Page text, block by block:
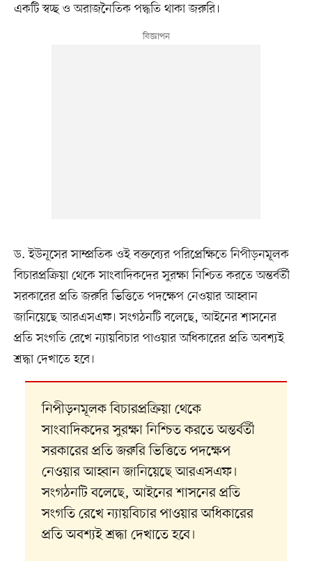
একটি স্বচ্ছ ও অরাজনৈতিক পদ্ধতি থাকা জরুরি।
ড. ইউনূসের সাম্প্রতিক ওই বক্তব্যের পরিপ্রেক্ষিতে নিপীড়নমূলক
বিচারপ্রক্রিয়া থেকে সাংবাদিকদের সুরক্ষা নিশ্চিত করতে অন্তর্বর্তী
সরকারের প্রতি জরুরি ভিত্তিতে পদক্ষেপ নেওয়ার আহ্বান
জানিয়েছে আরএসএফ। সংগঠনটি বলেছে, আইনের শাসনের
প্রতি সংগতি রেখে ন্যায়বিচার পাওয়ার অধিকারের প্রতি অবশ্যই
শ্রদ্ধা দেখাতে হবে।
নিপীড়নমূলক বিচারপ্রক্রিয়া থেকে
সাংবাদিকদের সুরক্ষা নিশ্চিত করতে অন্তর্বর্তী
সরকারের প্রতি জরুরি ভিত্তিতে পদক্ষেপ
নেওয়ার আহ্বান জানিয়েছে আরএসএফ।
সংগঠনটি বলেছে, আইনের শাসনের প্রতি
সংগতি রেখে ন্যায়বিচার পাওয়ার অধিকারের
প্রতি অবশ্যই শ্রদ্ধা দেখাতে হবে।